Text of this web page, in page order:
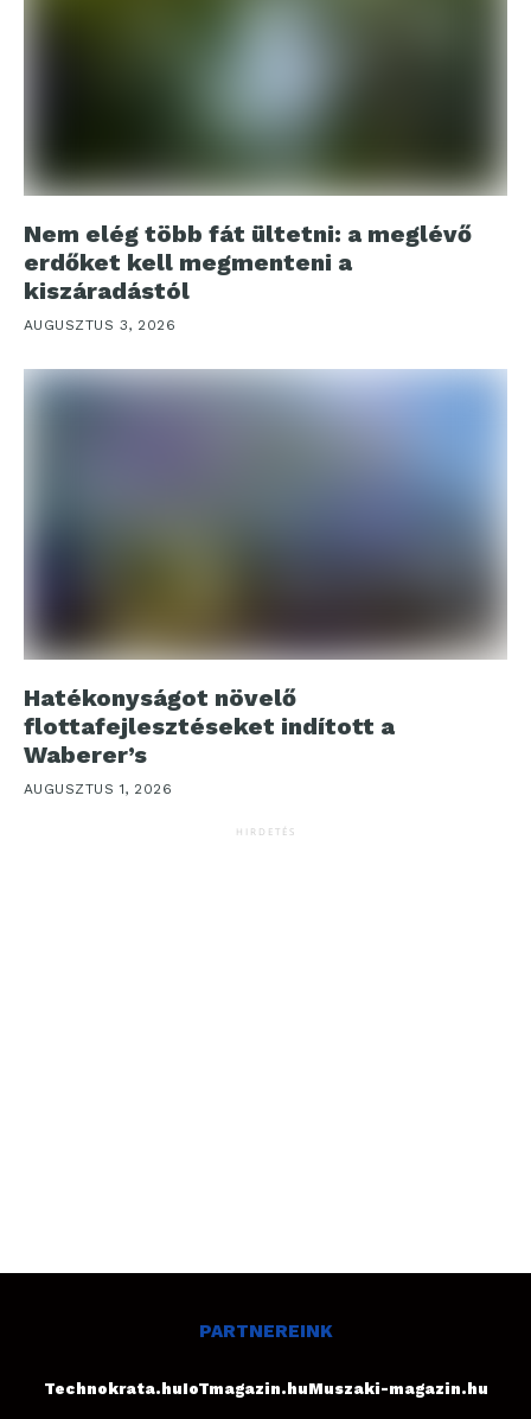
Nem elég több fát ültetni: a meglévő
erdőket kell megmenteni a
kiszáradástól
AUGUSZTUS 3, 2026
Hatékonyságot növelő
flottafejlesztéseket indított a
Waberer’s
AUGUSZTUS 1, 2026
HIRDETÉS
PARTNEREINK
Technokrata.huIoTmagazin.huMuszaki-magazin.hu